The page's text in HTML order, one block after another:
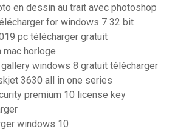
en dessin au trait avec photoshop
for windows 7 32 bit
pc télécharger gratuit
mac horloge
windows 8 gratuit télécharger
3630 all in one series
premium 10 license key
windows 10